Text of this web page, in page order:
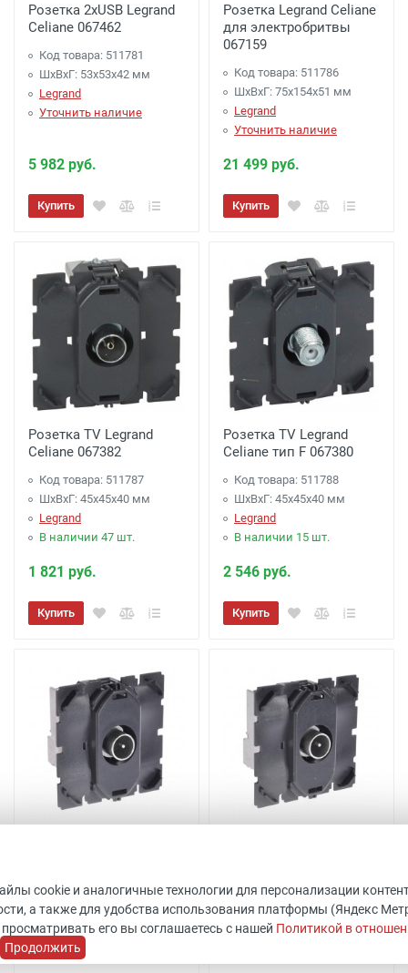
Розетка 2хUSB Legrand
Celiane 067462
Код товара: 511781
ШхВхГ: 53x53x42 мм
Legrand
Уточнить наличие
5 982 руб.
Купить
Розетка Legrand Celiane
для электробритвы
067159
Код товара: 511786
ШхВхГ: 75x154x51 мм
Legrand
Уточнить наличие
21 499 руб.
Купить
Розетка TV Legrand
Celiane 067382
Код товара: 511787
ШхВхГ: 45x45x40 мм
Legrand
В наличии 47 шт.
1 821 руб.
Купить
Розетка TV Legrand
Celiane тип F 067380
Код товара: 511788
ШхВхГ: 45x45x40 мм
Legrand
В наличии 15 шт.
2 546 руб.
Купить
Код товара: 511796
Legrand
Уточнить наличие
Код товара: 511801
ШхВхГ: 45x45x40 мм
Legrand
cookie и аналогичные технологии для персонализации
а также для удобства использования платформы (Яндекс
его вы соглашаетесь с нашей Политикой в
Продолжить